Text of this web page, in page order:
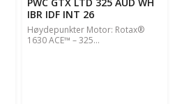
PWC GTX LTD 325 AUD WH
IBR IDF INT 26
Høydepunkter Motor: Rotax®
1630 ACE™ – 325...